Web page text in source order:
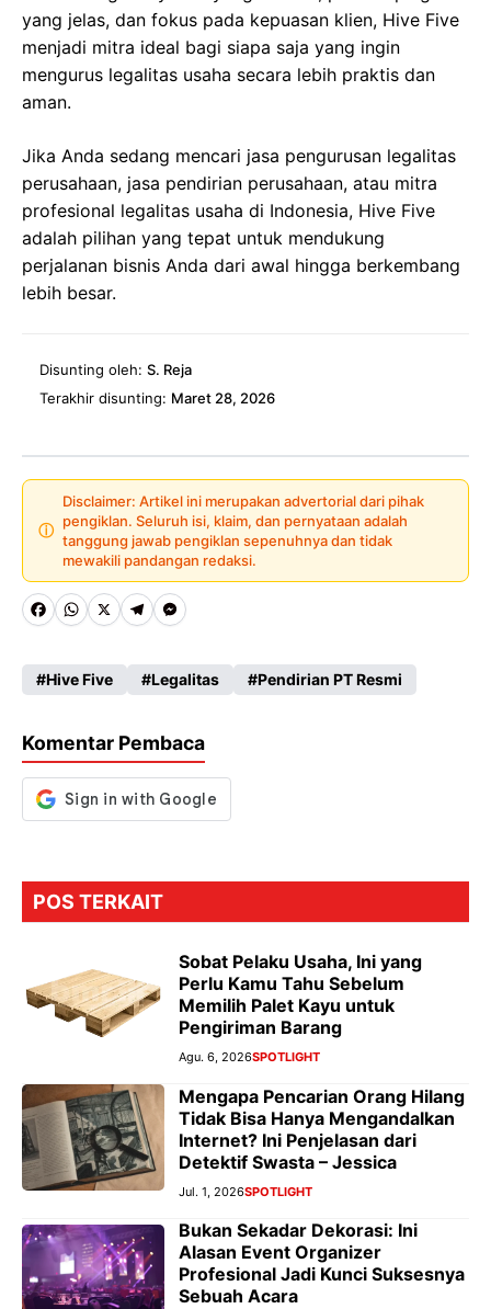
yang jelas, dan fokus pada kepuasan klien, Hive Five
menjadi mitra ideal bagi siapa saja yang ingin
mengurus legalitas usaha secara lebih praktis dan
aman.
Jika Anda sedang mencari jasa pengurusan legalitas
perusahaan, jasa pendirian perusahaan, atau mitra
profesional legalitas usaha di Indonesia, Hive Five
adalah pilihan yang tepat untuk mendukung
perjalanan bisnis Anda dari awal hingga berkembang
lebih besar.
Disunting oleh: S. Reja
Terakhir disunting: Maret 28, 2026
ⓘ
Disclaimer: Artikel ini merupakan advertorial dari pihak
pengiklan. Seluruh isi, klaim, dan pernyataan adalah
tanggung jawab pengiklan sepenuhnya dan tidak
mewakili pandangan redaksi.
Fa
b
o
k
W
ts
p
p
X
Te
gr
m
M
se
g
er
Hive Five Legalitas Pendirian PT Resmi
Komentar Pembaca
POS TERKAIT
Sobat Pelaku Usaha, Ini yang
Perlu Kamu Tahu Sebelum
Memilih Palet Kayu untuk
Pengiriman Barang
Agu. 6, 2026SPOTLIGHT
Mengapa Pencarian Orang Hilang
Tidak Bisa Hanya Mengandalkan
Internet? Ini Penjelasan dari
Detektif Swasta – Jessica
Jul. 1, 2026SPOTLIGHT
Bukan Sekadar Dekorasi: Ini
Alasan Event Organizer
Profesional Jadi Kunci Suksesnya
Sebuah Acara